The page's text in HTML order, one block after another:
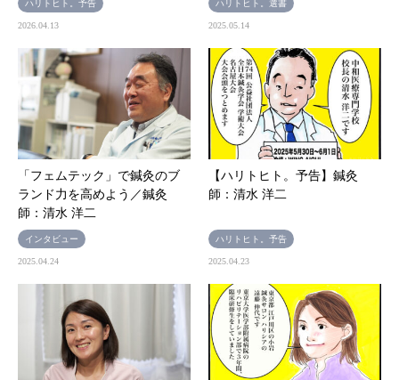
ハリトヒト。予告
2026.04.13
ハリトヒト。選書
2025.05.14
「フェムテック」で鍼灸のブ
ランド力を高めよう／鍼灸
師：清水 洋二
インタビュー
2025.04.24
【ハリトヒト。予告】鍼灸
師：清水 洋二
ハリトヒト。予告
2025.04.23